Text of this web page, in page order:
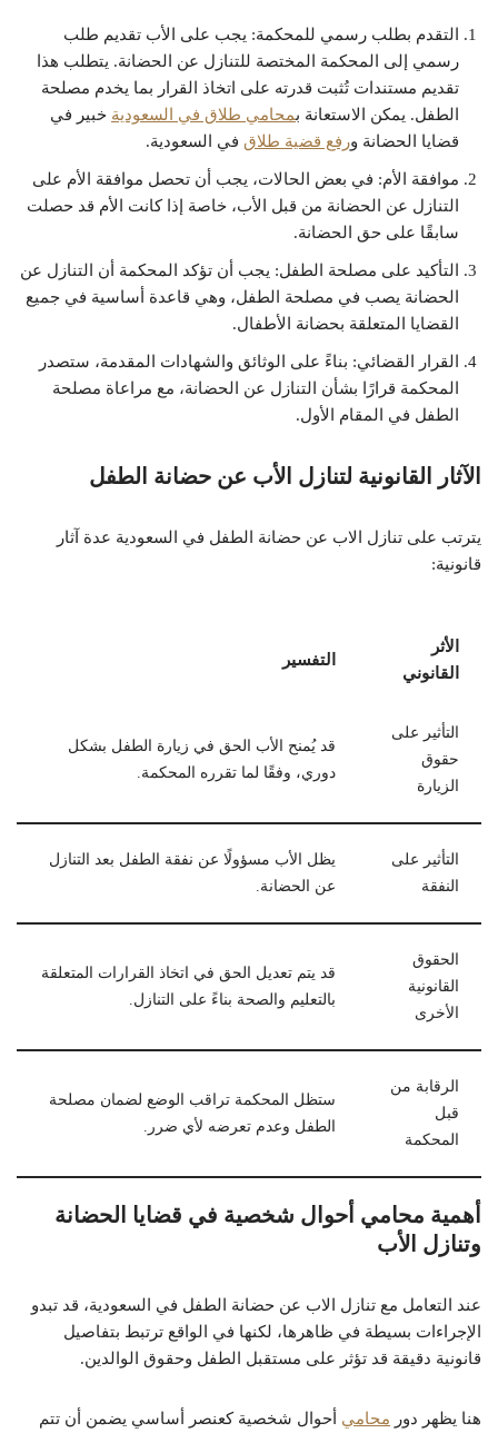
التقدم بطلب رسمي للمحكمة: يجب على الأب تقديم طلب
رسمي إلى المحكمة المختصة للتنازل عن الحضانة. يتطلب هذا
تقديم مستندات تُثبت قدرته على اتخاذ القرار بما يخدم مصلحة
الطفل. يمكن الاستعانة بمحامي طلاق في السعودية خبير في
قضايا الحضانة ورفع قضية طلاق في السعودية.
موافقة الأم: في بعض الحالات، يجب أن تحصل موافقة الأم على
التنازل عن الحضانة من قبل الأب، خاصة إذا كانت الأم قد حصلت
سابقًا على حق الحضانة.
التأكيد على مصلحة الطفل: يجب أن تؤكد المحكمة أن التنازل عن
الحضانة يصب في مصلحة الطفل، وهي قاعدة أساسية في جميع
القضايا المتعلقة بحضانة الأطفال.
القرار القضائي: بناءً على الوثائق والشهادات المقدمة، ستصدر
المحكمة قرارًا بشأن التنازل عن الحضانة، مع مراعاة مصلحة
الطفل في المقام الأول.
الآثار القانونية لتنازل الأب عن حضانة الطفل
يترتب على تنازل الاب عن حضانة الطفل في السعودية عدة آثار
قانونية:
الأثر
القانوني
التفسير
التأثير على
حقوق
الزيارة
قد يُمنح الأب الحق في زيارة الطفل بشكل
دوري، وفقًا لما تقرره المحكمة.
التأثير على
النفقة
يظل الأب مسؤولًا عن نفقة الطفل بعد التنازل
عن الحضانة.
الحقوق
القانونية
الأخرى
قد يتم تعديل الحق في اتخاذ القرارات المتعلقة
بالتعليم والصحة بناءً على التنازل.
الرقابة من
قبل
المحكمة
ستظل المحكمة تراقب الوضع لضمان مصلحة
الطفل وعدم تعرضه لأي ضرر.
أهمية محامي أحوال شخصية في قضايا الحضانة
وتنازل الأب
عند التعامل مع تنازل الاب عن حضانة الطفل في السعودية، قد تبدو
الإجراءات بسيطة في ظاهرها، لكنها في الواقع ترتبط بتفاصيل
قانونية دقيقة قد تؤثر على مستقبل الطفل وحقوق الوالدين.
هنا يظهر دور محامي أحوال شخصية كعنصر أساسي يضمن أن تتم